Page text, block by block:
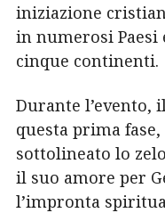
iniziazione
in numerosi Paesi
cinque continenti.
Durante l’evento,
questa prima
sottolineato lo
il suo amore per
l’impronta